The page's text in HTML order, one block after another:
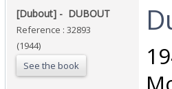
‎[Dubout] - ‎ ‎DUBOUT‎
Reference : 32893
(1944)
See the book